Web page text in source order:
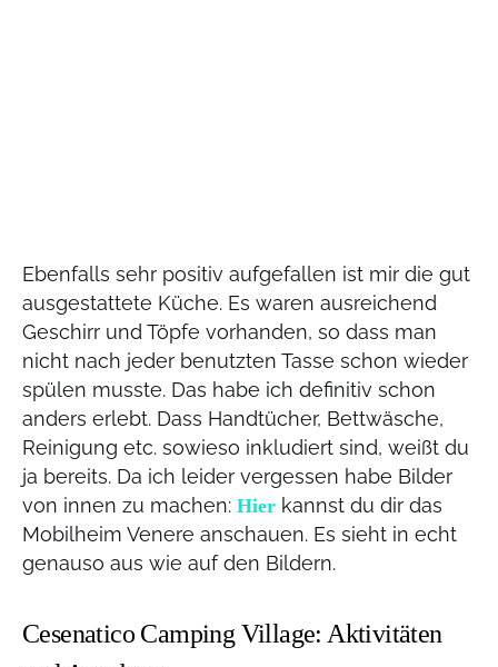
Ebenfalls sehr positiv aufgefallen ist mir die gut
ausgestattete Küche. Es waren ausreichend
Geschirr und Töpfe vorhanden, so dass man
nicht nach jeder benutzten Tasse schon wieder
spülen musste. Das habe ich definitiv schon
anders erlebt. Dass Handtücher, Bettwäsche,
Reinigung etc. sowieso inkludiert sind, weißt du
ja bereits. Da ich leider vergessen habe Bilder
von innen zu machen: Hier kannst du dir das
Mobilheim Venere anschauen. Es sieht in echt
genauso aus wie auf den Bildern.
Cesenatico Camping Village: Aktivitäten